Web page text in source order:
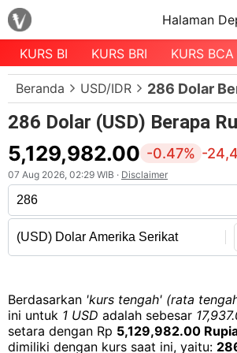
Halaman
KURS BI KURS BRI KURS BCA
Beranda USD/IDR 286 Dolar
286 Dolar (USD) Berapa
5,129,982.00 -0.47% -
07 Aug 2026, 02:29 WIB · Disclaimer
Berdasarkan 'kurs tengah' (rata
ini untuk 1 USD adalah sebesar
setara dengan Rp 5,129,982.00
dimiliki dengan kurs saat ini, yaitu: